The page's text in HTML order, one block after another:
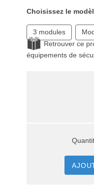
Choisissez le
3 modules
Retrouver ce
équipements de